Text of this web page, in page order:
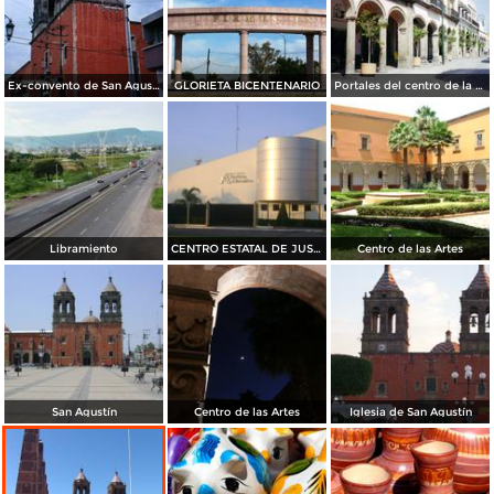
Ex-convento de San Agustín. Salamanca, Gto. 2005 GLORIETA BICENTENARIO Portales del centro de la ciudad de Salamanca, Guanajuato
Libramiento CENTRO ESTATAL DE JUSTICIA ALTERNATIVA Centro de las Artes
San Agustín Centro de las Artes Iglesia de San Agustín